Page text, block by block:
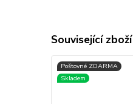
Související zboží